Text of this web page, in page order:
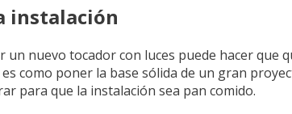
instalación
un nuevo tocador con luces puede hacer
es como poner la base sólida de un gran
para que la instalación sea pan comido.